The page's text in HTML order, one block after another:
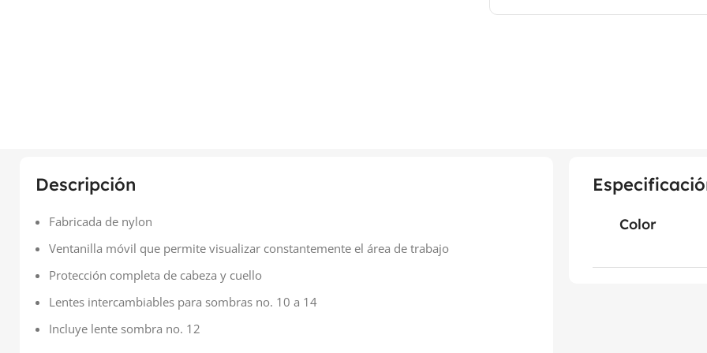
Descripción
Fabricada de nylon
Ventanilla móvil que permite visualizar constantemente el área de trabajo
Protección completa de cabeza y cuello
Lentes intercambiables para sombras no. 10 a 14
Incluye lente sombra no. 12
Color